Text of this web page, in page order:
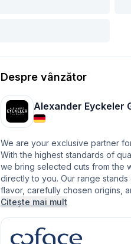
Despre vânzător
Alexander Eyckeler
We are your exclusive partner
With the highest standards of
we bring selected cuts from the
directly to you. Our range
flavor, carefully chosen origins,
Citește mai mult